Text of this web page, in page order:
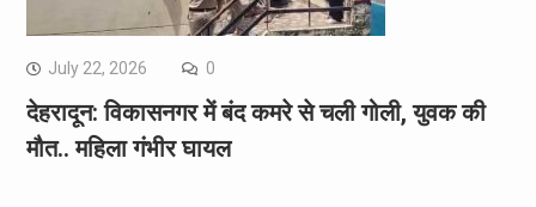
July 22, 2026 0
देहरादून: विकासनगर में बंद कमरे से चली गोली, युवक की
मौत.. महिला गंभीर घायल